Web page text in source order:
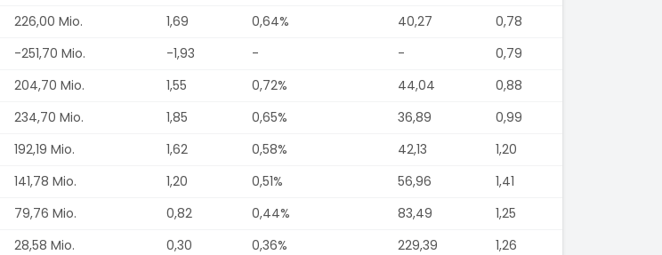
226,00 Mio. 1,69 0,64% 40,27
0,78
-251,70 Mio. -1,93 - -
0,79
204,70 Mio. 1,55 0,72% 44,04
0,88
234,70 Mio. 1,85 0,65% 36,89
0,99
192,19 Mio. 1,62 0,58% 42,13
1,20
141,78 Mio. 1,20 0,51% 56,96
1,41
79,76 Mio. 0,82 0,44% 83,49
1,25
28,58 Mio. 0,30 0,36% 229,39
1,26